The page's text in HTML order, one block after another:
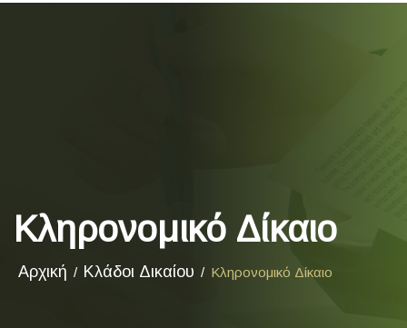
Κληρονομικό Δίκαιο
Αρχική Κλάδοι Δικαίου Κληρονομικό Δίκαιο